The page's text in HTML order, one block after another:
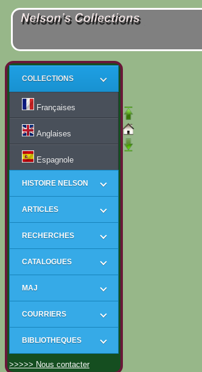
COLLECTIONS
Françaises
Anglaises
Espagnole
HISTOIRE NELSON
ARTICLES
RECHERCHES
CATALOGUES
MAJ
COURRIERS
BIBLIOTHEQUES
>>>>> Nous contacter